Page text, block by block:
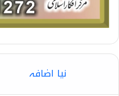
نیا اضافہ